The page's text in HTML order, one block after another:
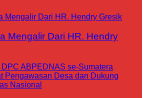
Mengalir Dari HR. Hendry